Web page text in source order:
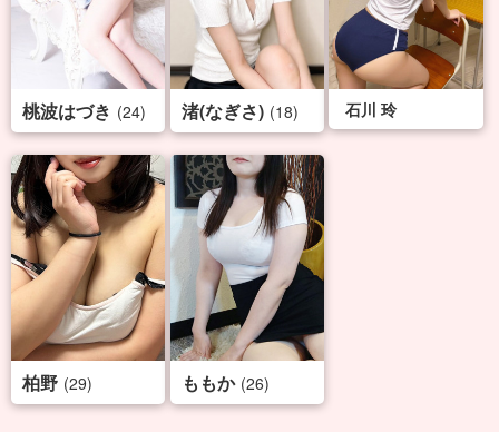
桃波はづき (24) 渚(なぎさ) (18) 石川 玲
柏野 (29) ももか (26)